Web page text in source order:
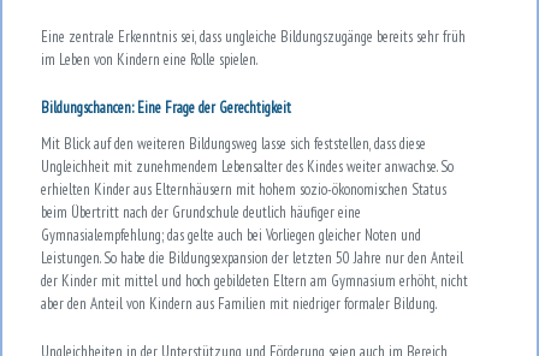
Eine zentrale Erkenntnis sei, dass ungleiche Bildungszugänge bereits sehr früh
im Leben von Kindern eine Rolle spielen.
Bildungschancen: Eine Frage der Gerechtigkeit
Mit Blick auf den weiteren Bildungsweg lasse sich feststellen, dass diese
Ungleichheit mit zunehmendem Lebensalter des Kindes weiter anwachse. So
erhielten Kinder aus Elternhäusern mit hohem sozio-ökonomischen Status
beim Übertritt nach der Grundschule deutlich häufiger eine
Gymnasialempfehlung; das gelte auch bei Vorliegen gleicher Noten und
Leistungen. So habe die Bildungsexpansion der letzten 50 Jahre nur den Anteil
der Kinder mit mittel und hoch gebildeten Eltern am Gymnasium erhöht, nicht
aber den Anteil von Kindern aus Familien mit niedriger formaler Bildung.
Ungleichheiten in der Unterstützung und Förderung seien auch im Bereich